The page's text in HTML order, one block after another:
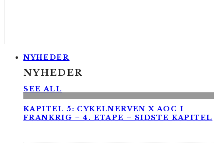
NYHEDER
NYHEDER
SEE ALL
KAPITEL 5: CYKELNERVEN X AOC I
FRANKRIG – 4. ETAPE – SIDSTE KAPITEL